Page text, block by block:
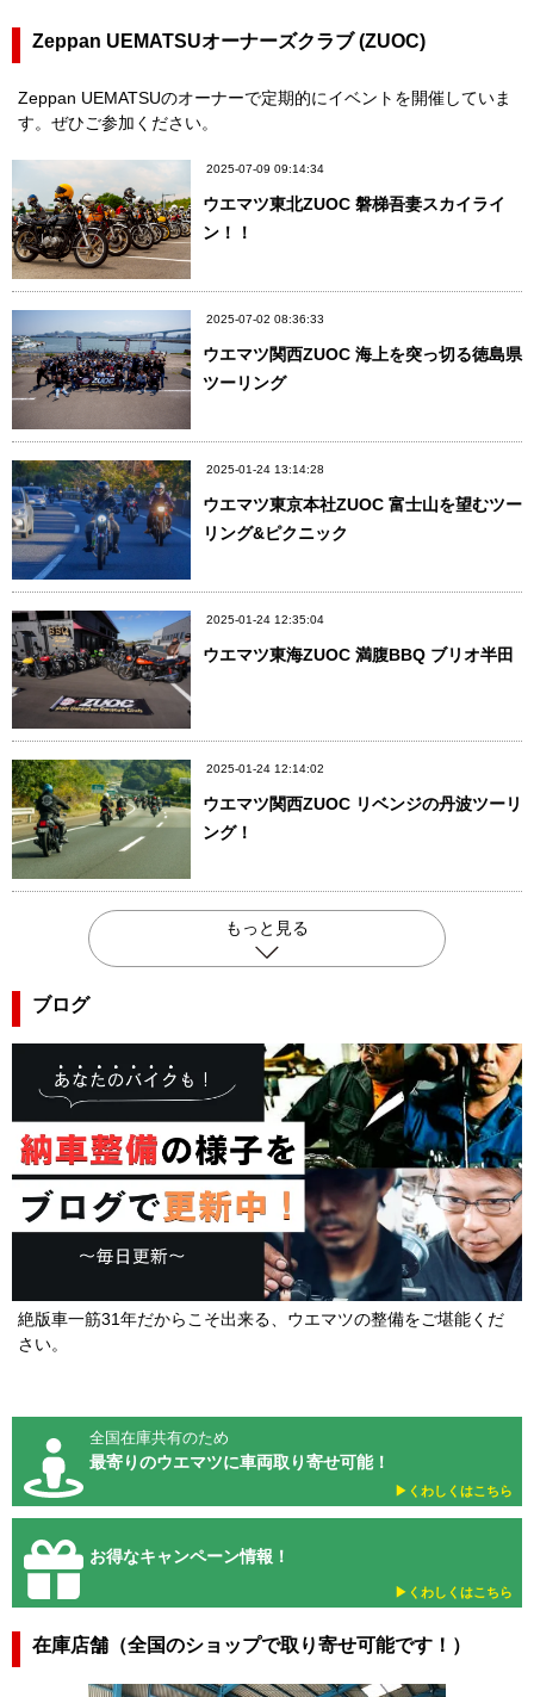
Zeppan UEMATSUオーナーズクラブ (ZUOC)
Zeppan UEMATSUのオーナーで定期的にイベントを開催していま
す。ぜひご参加ください。
2025-07-09 09:14:34
ウエマツ東北ZUOC 磐梯吾妻スカイライ
ン！！
2025-07-02 08:36:33
ウエマツ関西ZUOC 海上を突っ切る徳島県
ツーリング
2025-01-24 13:14:28
ウエマツ東京本社ZUOC 富士山を望むツー
リング&ピクニック
2025-01-24 12:35:04
ウエマツ東海ZUOC 満腹BBQ ブリオ半田
2025-01-24 12:14:02
ウエマツ関西ZUOC リベンジの丹波ツーリ
ング！
もっと見る
ブログ
絶版車一筋31年だからこそ出来る、ウエマツの整備をご堪能くだ
さい。
全国在庫共有のため
最寄りのウエマツに車両取り寄せ可能！
▶︎くわしくはこちら
お得なキャンペーン情報！
▶︎くわしくはこちら
在庫店舗（全国のショップで取り寄せ可能です！）